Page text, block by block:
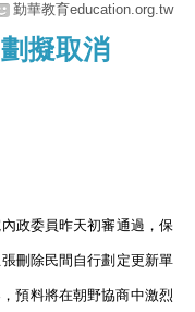
勤華教育education.org.tw
擬取消
政委員昨天初審通過，保
刪除民間自行劃定更新單
預料將在朝野協商中激烈